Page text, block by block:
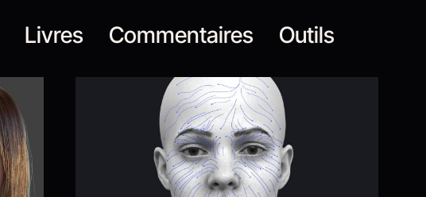
Livres Commentaires Outils